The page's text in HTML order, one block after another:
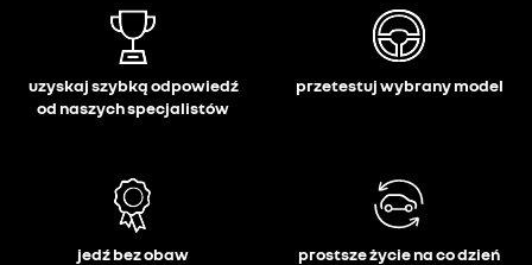
uzyskaj szybką odpowiedź
od naszych specjalistów
przetestuj wybrany model
jedź bez obaw
prostsze życie na co dzień